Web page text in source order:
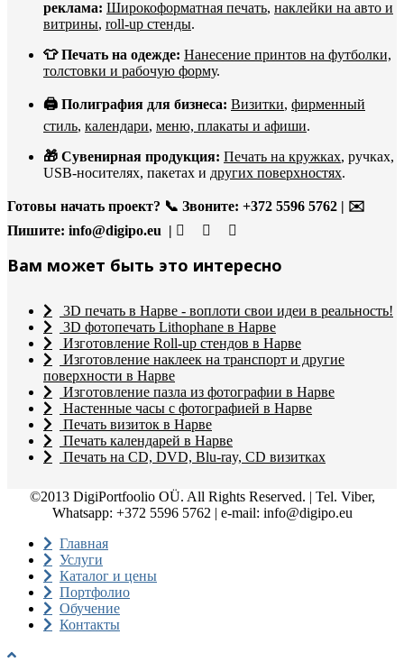
реклама: Широкоформатная печать, наклейки на авто и
витрины, roll-up стенды.
👕 Печать на одежде: Нанесение принтов на футболки,
толстовки и рабочую форму.
🖨️ Полиграфия для бизнеса: Визитки, фирменный
стиль, календари, меню, плакаты и афиши.
🎁 Сувенирная продукция: Печать на кружках, ручках,
USB-носителях, пакетах и других поверхностях.
Готовы начать проект? 📞 Звоните: +372 5596 5762 | ✉️
Пишите: info@digipo.eu |
Вам может быть это интересно
3D печать в Нарве - воплоти свои идеи в реальность!
3D фотопечать Lithophane в Нарве
Изготовление Roll-up стендов в Нарве
Изготовление наклеек на транспорт и другие
поверхности в Нарве
Изготовление пазла из фотографии в Нарве
Настенные часы с фотографией в Нарве
Печать визиток в Нарве
Печать календарей в Нарве
Печать на CD, DVD, Blu-ray, CD визитках
©2013 DigiPortfoolio OÜ. All Rights Reserved. | Tel. Viber,
Whatsapp: +372 5596 5762 | e-mail: info@digipo.eu
Главная
Услуги
Каталог и цены
Портфолио
Обучение
Контакты